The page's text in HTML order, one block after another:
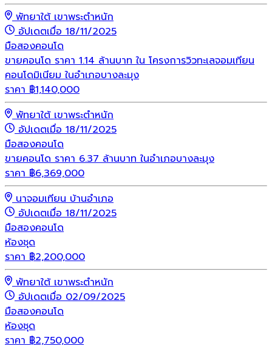
พัทยาใต้ เขาพระตำหนัก
อัปเดตเมื่อ 18/11/2025
มือสองคอนโด
ขายคอนโด ราคา 1.14 ล้านบาท ใน โครงการวิวทะเลจอมเทียน
คอนโดมิเนียม ในอำเภอบางละมุง
ราคา ฿1,140,000
พัทยาใต้ เขาพระตำหนัก
อัปเดตเมื่อ 18/11/2025
มือสองคอนโด
ขายคอนโด ราคา 6.37 ล้านบาท ในอำเภอบางละมุง
ราคา ฿6,369,000
นาจอมเทียน บ้านอำเภอ
อัปเดตเมื่อ 18/11/2025
มือสองคอนโด
ห้องชุด
ราคา ฿2,200,000
พัทยาใต้ เขาพระตำหนัก
อัปเดตเมื่อ 02/09/2025
มือสองคอนโด
ห้องชุด
ราคา ฿2,750,000